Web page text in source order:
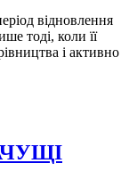
відновлення
тоді, коли її
і активно